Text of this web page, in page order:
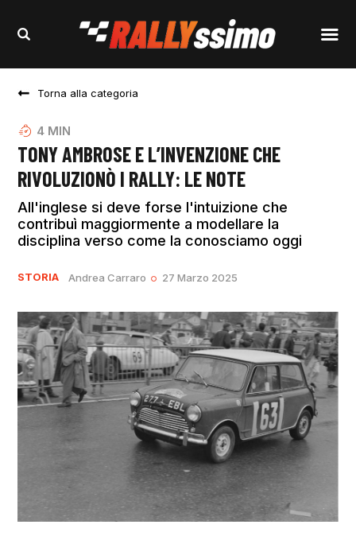
Torna alla categoria
4 MIN
TONY AMBROSE E L’INVENZIONE CHE
RIVOLUZIONÒ I RALLY: LE NOTE
All'inglese si deve forse l'intuizione che
contribuì maggiormente a modellare la
disciplina verso come la conosciamo oggi
STORIA Andrea Carraro 27 Marzo 2025